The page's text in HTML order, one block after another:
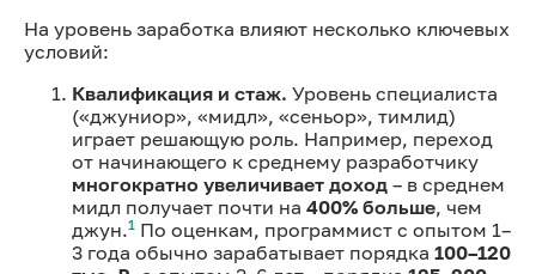
На уровень заработка влияют несколько ключевых
условий:
Квалификация и стаж. Уровень специалиста
(«джуниор», «мидл», «сеньор», тимлид)
играет решающую роль. Например, переход
от начинающего к среднему разработчику
многократно увеличивает доход – в среднем
мидл получает почти на 400% больше, чем
джун.1 По оценкам, программист с опытом 1–
3 года обычно зарабатывает порядка 100–120